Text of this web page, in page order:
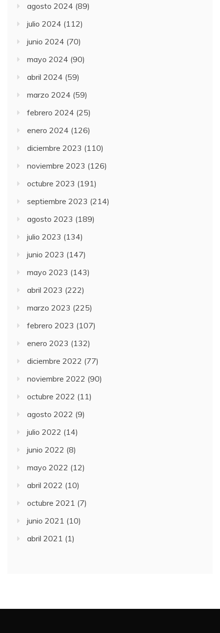
agosto 2024 (89)
julio 2024 (112)
junio 2024 (70)
mayo 2024 (90)
abril 2024 (59)
marzo 2024 (59)
febrero 2024 (25)
enero 2024 (126)
diciembre 2023 (110)
noviembre 2023 (126)
octubre 2023 (191)
septiembre 2023 (214)
agosto 2023 (189)
julio 2023 (134)
junio 2023 (147)
mayo 2023 (143)
abril 2023 (222)
marzo 2023 (225)
febrero 2023 (107)
enero 2023 (132)
diciembre 2022 (77)
noviembre 2022 (90)
octubre 2022 (11)
agosto 2022 (9)
julio 2022 (14)
junio 2022 (8)
mayo 2022 (12)
abril 2022 (10)
octubre 2021 (7)
junio 2021 (10)
abril 2021 (1)